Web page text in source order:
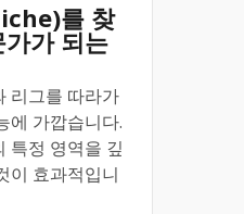
를 찾
가 되는
리그를 따라가
에 가깝습니다.
특정 영역을 깊
이 효과적입니